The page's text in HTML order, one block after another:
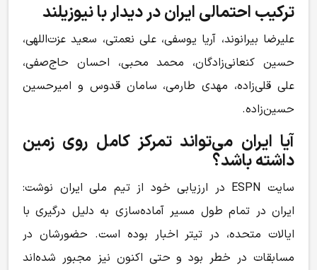
ترکیب احتمالی ایران در دیدار با نیوزیلند
علیرضا بیرانوند، آریا یوسفی، علی نعمتی، سعید عزت‌اللهی،
حسین کنعانی‌زادگان، محمد محبی، احسان حاج‌صفی،
علی قلی‌زاده، مهدی طارمی، سامان قدوس و امیرحسین
حسین‌زاده.
آیا ایران می‌تواند تمرکز کامل روی زمین
داشته باشد؟
سایت ESPN در ارزیابی خود از تیم ملی ایران نوشت:
ایران در تمام طول مسیر آماده‌سازی به دلیل درگیری با
ایالات متحده، در تیتر اخبار بوده است. حضورشان در
مسابقات در خطر بود و حتی اکنون نیز مجبور شده‌اند